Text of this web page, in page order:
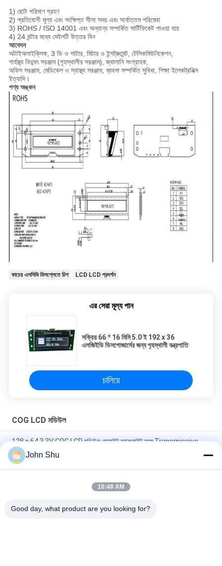
1) ছোট পরিমাণ গ্রহণ
2) প্রতিযোগী মূল্য এবং সংক্ষিপ্ত সীসা সময় এবং সর্বোত্তম পরিষেবা
3) ROHS / ISO 14001 এবং অন্যান্য সম্পর্কিত সার্টিফিকেট পাওয়া যায়
4) 24 ঘন্টার মধ্যে মেইলটি উত্তর দিন
আবেদন
অটাইঅলাইক্লিক, 3 ডি ও শাটার, মিটার ও ইন্সট্রুমেন্ট, টেলিকমিউনিকেশন,
গার্হস্থ্য বিদ্যুৎ সরঞ্জাম (গৃহস্থালীর সরঞ্জাম), জ্বালানি সংগ্রাহক,
অফিস সরঞ্জাম, মেডিকেল ও স্বাস্থ্য সরঞ্জাম, ব্যবসা সম্পর্কিত সুবিধা, শিক্ষা ইলেকট্রনিক্স
ইত্যাদি।
পণ্য অঙ্কন
কাচের এলসিডি ডিসপ্লেতে চিপ LCD LCD প্রদর্শন
এর সেরা মূল্য পান
সক্রিয় 66 * 16 মিমি 5.0 ই 192 x 36
এলজিইডি ডিসপোজার্সের জন্য গৃহস্থালী যন্ত্রপাতি
চালিয়ে
COG LCD মডিউল
128 x 64 3.3V COG LCD মডিউল হোয়াইট ব্যাকলাইট সঙ্গে Transmissive
নেতিবাচক
ব্যাক লাইট 3.3 ভি কোং এলসিডি ডিসপ্লে, 128 x 64 রেজ্যুলেশন 6 স্লট কং টাইপ
John Shu
10:48 AM
Good day, what product are you looking for?